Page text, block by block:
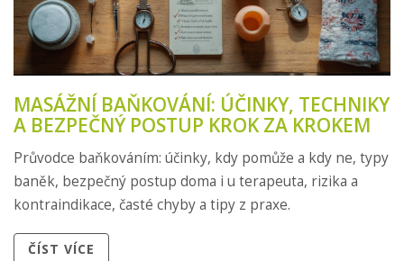
MASÁŽNÍ BAŇKOVÁNÍ: ÚČINKY, TECHNIKY
A BEZPEČNÝ POSTUP KROK ZA KROKEM
Průvodce baňkováním: účinky, kdy pomůže a kdy ne, typy
baněk, bezpečný postup doma i u terapeuta, rizika a
kontraindikace, časté chyby a tipy z praxe.
ČÍST VÍCE